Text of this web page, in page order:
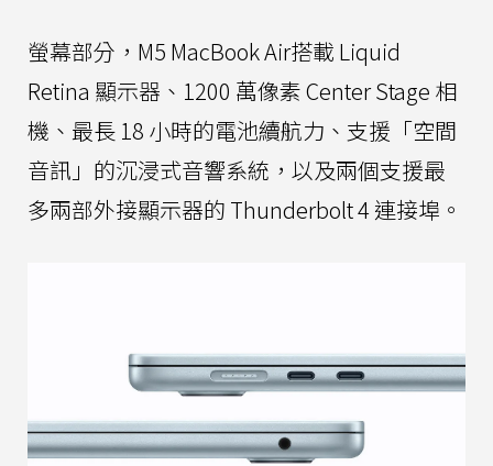
螢幕部分，M5 MacBook Air搭載 Liquid
Retina 顯示器、1200 萬像素 Center Stage 相
機、最長 18 小時的電池續航力、支援「空間
音訊」的沉浸式音響系統，以及兩個支援最
多兩部外接顯示器的 Thunderbolt 4 連接埠。